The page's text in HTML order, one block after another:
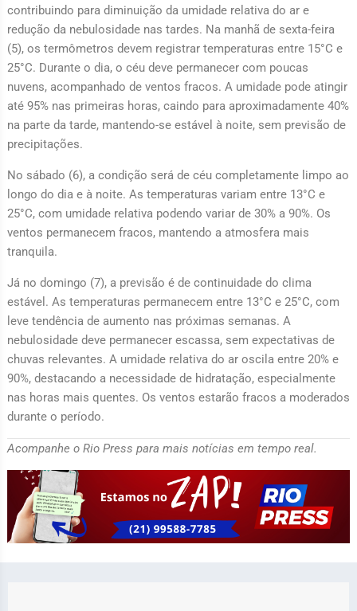
contribuindo para diminuição da umidade relativa do ar e
redução da nebulosidade nas tardes. Na manhã de sexta-feira
(5), os termômetros devem registrar temperaturas entre 15°C e
25°C. Durante o dia, o céu deve permanecer com poucas
nuvens, acompanhado de ventos fracos. A umidade pode atingir
até 95% nas primeiras horas, caindo para aproximadamente 40%
na parte da tarde, mantendo-se estável à noite, sem previsão de
precipitações.
No sábado (6), a condição será de céu completamente limpo ao
longo do dia e à noite. As temperaturas variam entre 13°C e
25°C, com umidade relativa podendo variar de 30% a 90%. Os
ventos permanecem fracos, mantendo a atmosfera mais
tranquila.
Já no domingo (7), a previsão é de continuidade do clima
estável. As temperaturas permanecem entre 13°C e 25°C, com
leve tendência de aumento nas próximas semanas. A
nebulosidade deve permanecer escassa, sem expectativas de
chuvas relevantes. A umidade relativa do ar oscila entre 20% e
90%, destacando a necessidade de hidratação, especialmente
nas horas mais quentes. Os ventos estarão fracos a moderados
durante o período.
Acompanhe o Rio Press para mais notícias em tempo real.